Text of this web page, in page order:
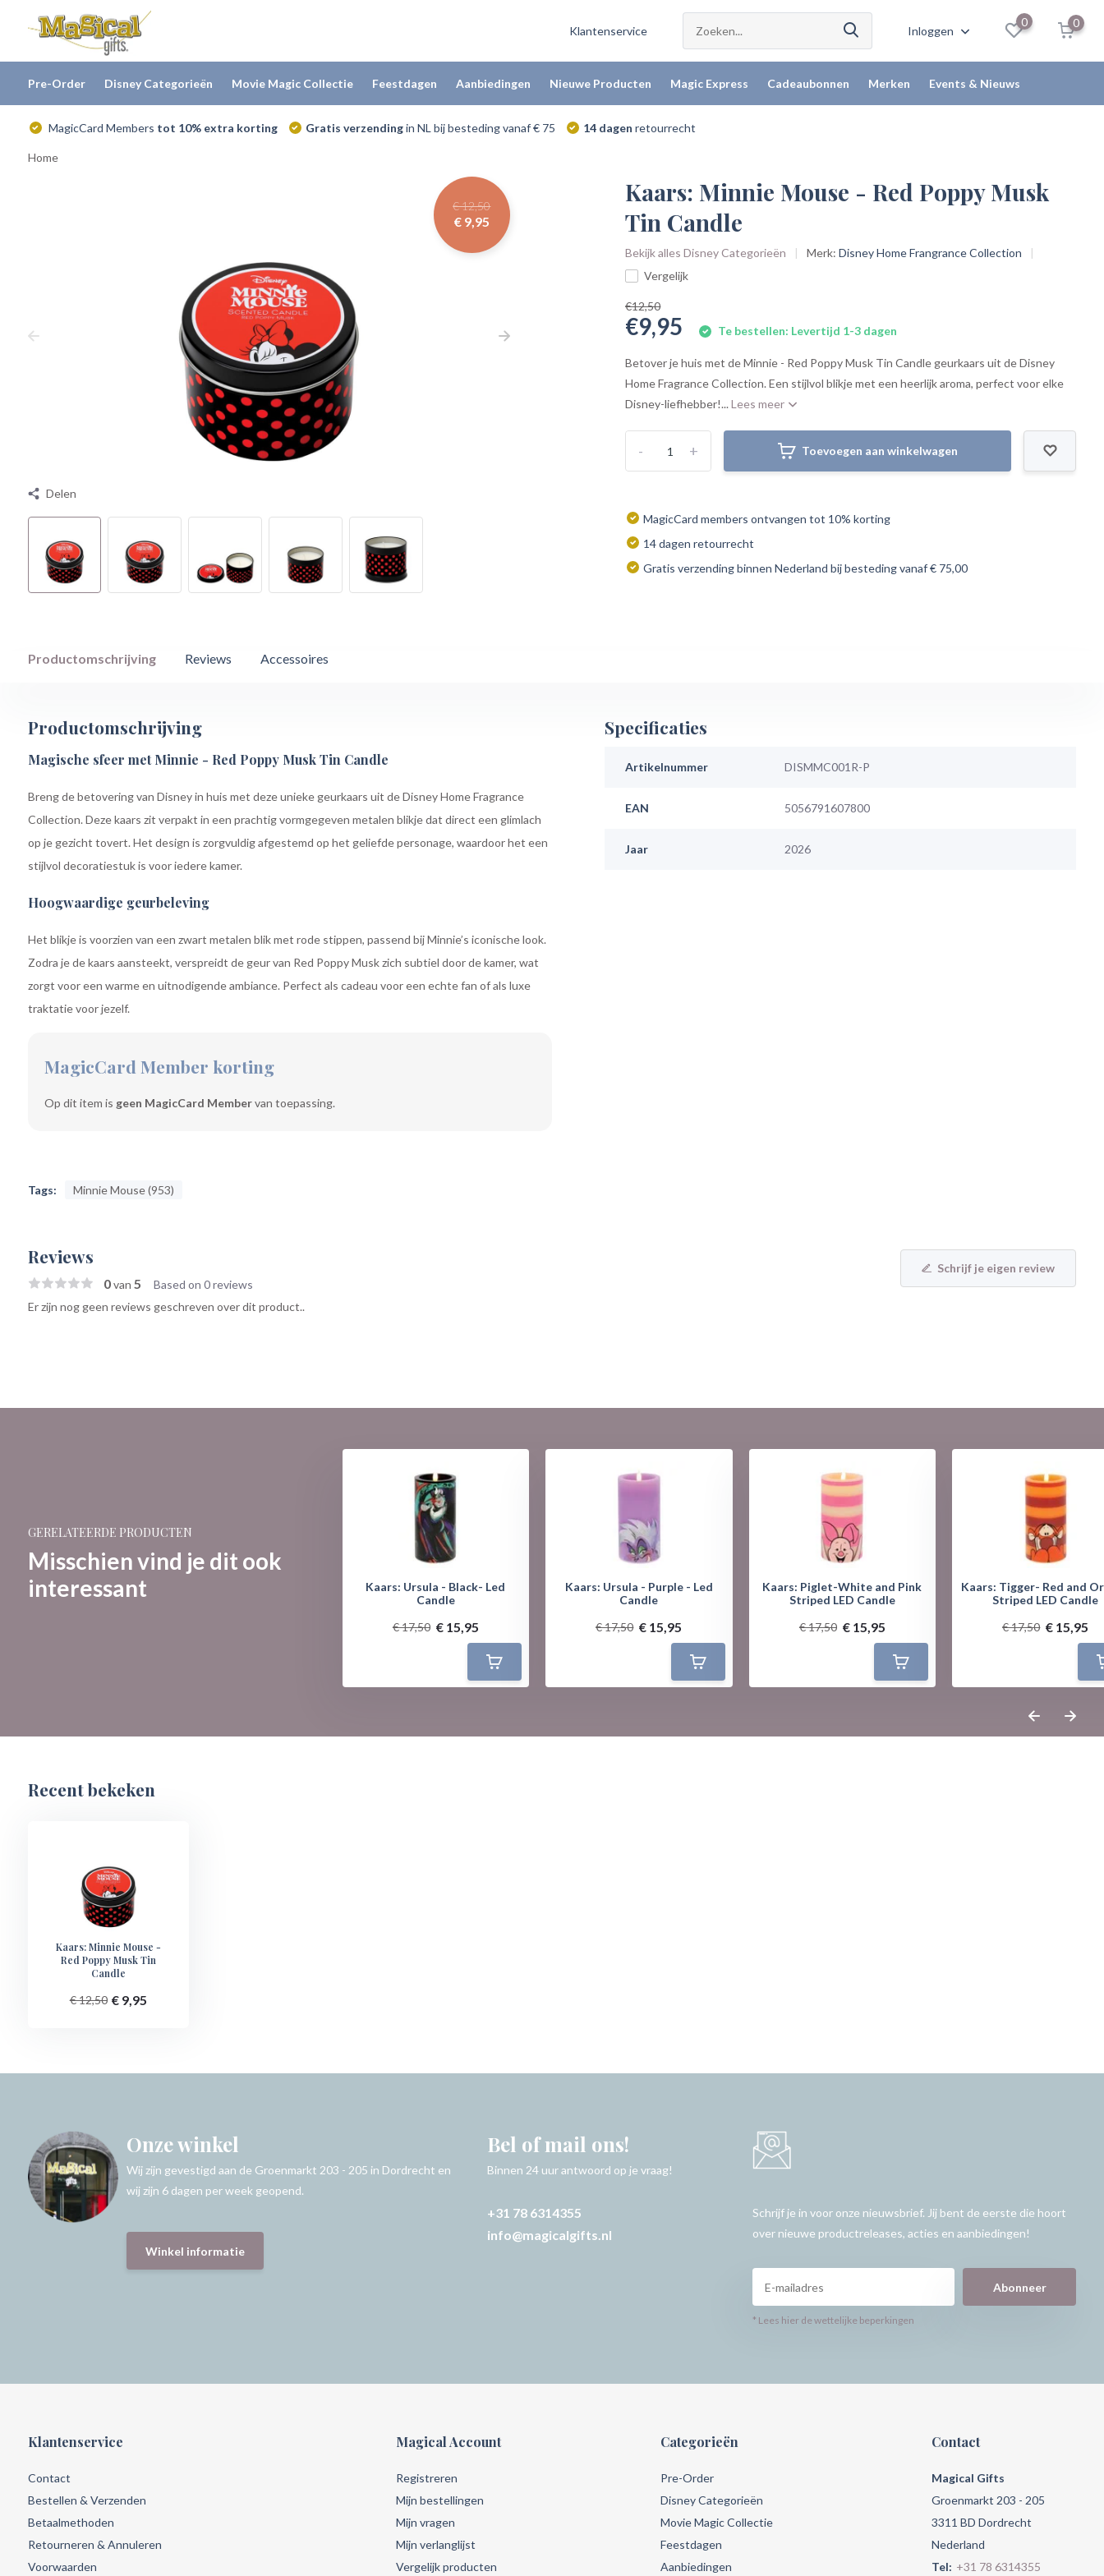
Klantenservice Inloggen
0 0
Pre-Order Disney Categorieën Movie Magic Collectie Feestdagen Aanbiedingen Nieuwe Producten Magic Express Cadeaubonnen Merken Events & Nieuws
MagicCard Members tot 10% extra korting Gratis verzendingin NL bij besteding vanaf € 75 14 dagen retourrecht
Home
€ 12,50
€ 9,95
Delen
Kaars: Minnie Mouse - Red Poppy Musk
Tin Candle
Bekijk alles Disney Categorieën Merk:Disney Home Frangrance Collection
Vergelijk
€12,50
€9,95 Te bestellen: Levertijd 1-3 dagen
Betover je huis met de Minnie - Red Poppy Musk Tin Candle geurkaars uit de Disney
Home Fragrance Collection. Een stijlvol blikje met een heerlijk aroma, perfect voor elke
Disney-liefhebber!...Lees meer
+
- Toevoegen aan winkelwagen
MagicCard members ontvangen tot 10% korting
14 dagen retourrecht
Gratis verzending binnen Nederland bij besteding vanaf € 75,00
Productomschrijving Reviews Accessoires
Productomschrijving
Magische sfeer met Minnie - Red Poppy Musk Tin Candle
Breng de betovering van Disney in huis met deze unieke geurkaars uit de Disney Home Fragrance
Collection. Deze kaars zit verpakt in een prachtig vormgegeven metalen blikje dat direct een glimlach
op je gezicht tovert. Het design is zorgvuldig afgestemd op het geliefde personage, waardoor het een
stijlvol decoratiestuk is voor iedere kamer.
Hoogwaardige geurbeleving
Het blikje is voorzien van een zwart metalen blik met rode stippen, passend bij Minnie’s iconische look.
Zodra je de kaars aansteekt, verspreidt de geur van Red Poppy Musk zich subtiel door de kamer, wat
zorgt voor een warme en uitnodigende ambiance. Perfect als cadeau voor een echte fan of als luxe
traktatie voor jezelf.
MagicCard Member korting
Op dit item is geen MagicCard Membervan toepassing.
Tags: Minnie Mouse (953)
Specificaties
Artikelnummer DISMMC001R-P
EAN 5056791607800
Jaar 2026
Reviews
0van 5 Based on 0 reviews
Schrijf je eigen review
Er zijn nog geen reviews geschreven over dit product..
GERELATEERDE PRODUCTEN
Misschien vind je dit ook
interessant
- Lavender &
Candle
Kaars: Ursula - Black- Led
Candle
€ 17,50 € 15,95
Kaars: Ursula - Purple - Led
Candle
€ 17,50 € 15,95
Kaars: Piglet-White and Pink
Striped LED Candle
€ 17,50 € 15,95
Kaars: Tigger- Red and
Striped LED Candle
€ 17,50 € 15,95
Recent bekeken
Kaars: Minnie Mouse -
Red Poppy Musk Tin
Candle
€ 12,50 € 9,95
Onze winkel
Wij zijn gevestigd aan de Groenmarkt 203 - 205 in Dordrecht en
wij zijn 6 dagen per week geopend.
Winkel informatie
Bel of mail ons!
Binnen 24 uur antwoord op je vraag!
+31 78 6314355
info@magicalgifts.nl
Schrijf je in voor onze nieuwsbrief. Jij bent de eerste die hoort
over nieuwe productreleases, acties en aanbiedingen!
Abonneer
* Lees hier de wettelijke beperkingen
Klantenservice
Contact
Bestellen & Verzenden
Betaalmethoden
Retourneren & Annuleren
Voorwaarden
Magical Account
Registreren
Mijn bestellingen
Mijn vragen
Mijn verlanglijst
Vergelijk producten
Categorieën
Pre-Order
Disney Categorieën
Movie Magic Collectie
Feestdagen
Aanbiedingen
Contact
Magical Gifts
Groenmarkt 203 - 205
3311 BD Dordrecht
Nederland
Tel: +31 78 6314355